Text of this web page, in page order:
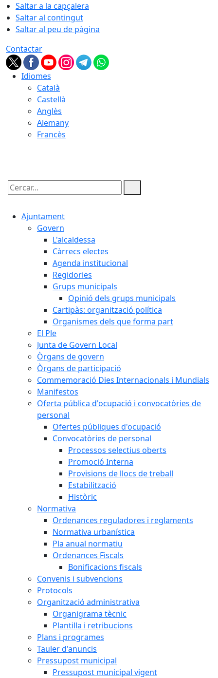
Saltar a la capçalera
Saltar al contingut
Saltar al peu de pàgina
Contactar
Idiomes
Català
Castellà
Anglès
Alemany
Francès
Cercar:
Ajuntament
Govern
L'alcaldessa
Càrrecs electes
Agenda institucional
Regidories
Grups municipals
Opinió dels grups municipals
Cartipàs: organització política
Organismes dels que forma part
El Ple
Junta de Govern Local
Òrgans de govern
Òrgans de participació
Commemoració Dies Internacionals i Mundials
Manifestos
Oferta pública d'ocupació i convocatòries de
personal
Ofertes públiques d'ocupació
Convocatòries de personal
Processos selectius oberts
Promoció Interna
Provisions de llocs de treball
Estabilització
Històric
Normativa
Ordenances reguladores i reglaments
Normativa urbanística
Pla anual normatiu
Ordenances Fiscals
Bonificacions fiscals
Convenis i subvencions
Protocols
Organització administrativa
Organigrama tècnic
Plantilla i retribucions
Plans i programes
Tauler d'anuncis
Pressupost municipal
Pressupost municipal vigent